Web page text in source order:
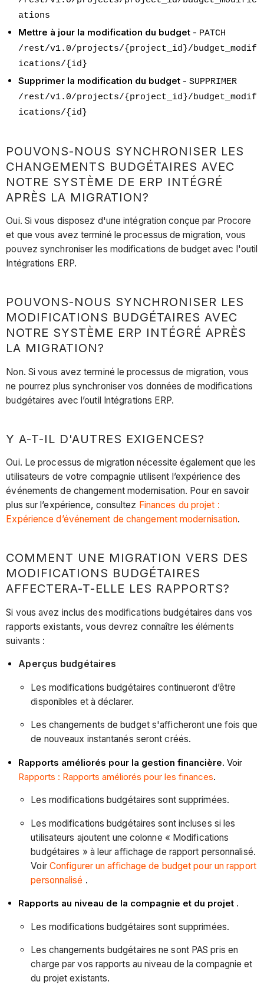
ations
Mettre à jour la modification du budget - PATCH
/rest/v1.0/projects/{project_id}/budget_modif
ications/{id}
Supprimer la modification du budget -SUPPRIMER
/rest/v1.0/projects/{project_id}/budget_modif
ications/{id}
POUVONS-NOUS SYNCHRONISER LES
CHANGEMENTS BUDGÉTAIRES AVEC
NOTRE SYSTÈME DE ERP INTÉGRÉ
APRÈS LA MIGRATION?
Oui. Si vous disposez d'une intégration conçue par Procore
et que vous avez terminé le processus de migration, vous
pouvez synchroniser les modifications de budget avec l'outil
Intégrations ERP.
POUVONS-NOUS SYNCHRONISER LES
MODIFICATIONS BUDGÉTAIRES AVEC
NOTRE SYSTÈME ERP INTÉGRÉ APRÈS
LA MIGRATION?
Non. Si vous avez terminé le processus de migration, vous
ne pourrez plus synchroniser vos données de modifications
budgétaires avec l’outil Intégrations ERP.
Y A-T-IL D'AUTRES EXIGENCES?
Oui. Le processus de migration nécessite également que les
utilisateurs de votre compagnie utilisent l’expérience des
événements de changement modernisation. Pour en savoir
plus sur l’expérience, consultez Finances du projet :
Expérience d’événement de changement modernisation.
COMMENT UNE MIGRATION VERS DES
MODIFICATIONS BUDGÉTAIRES
AFFECTERA-T-ELLE LES RAPPORTS?
Si vous avez inclus des modifications budgétaires dans vos
rapports existants, vous devrez connaître les éléments
suivants :
Aperçus budgétaires
Les modifications budgétaires continueront d’être
disponibles et à déclarer.
Les changements de budget s'afficheront une fois que
de nouveaux instantanés seront créés.
Rapports améliorés pour la gestion financière. Voir
Rapports : Rapports améliorés pour les finances.
Les modifications budgétaires sont supprimées.
Les modifications budgétaires sont incluses si les
utilisateurs ajoutent une colonne « Modifications
budgétaires » à leur affichage de rapport personnalisé.
Voir Configurer un affichage de budget pour un rapport
personnalisé .
Rapports au niveau de la compagnie et du projet .
Les modifications budgétaires sont supprimées.
Les changements budgétaires ne sont PAS pris en
charge par vos rapports au niveau de la compagnie et
du projet existants.